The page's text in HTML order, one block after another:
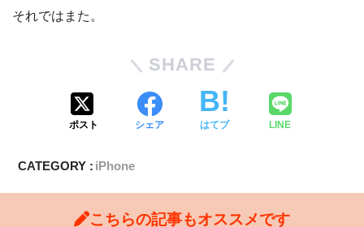
それではまた。
SHARE
ポスト シェア はてブ LINE
CATEGORY : iPhone
こちらの記事もオススメです